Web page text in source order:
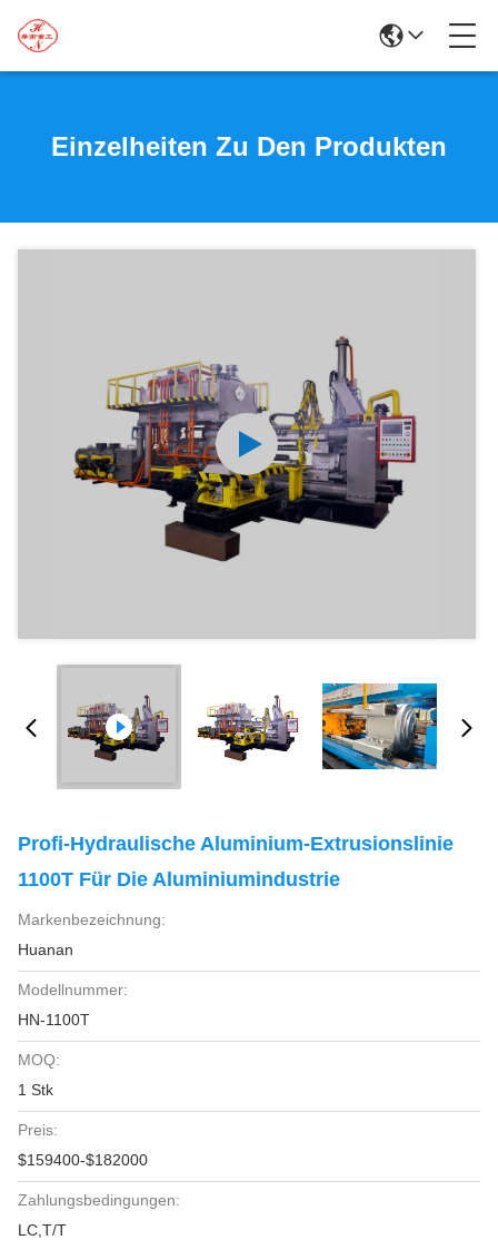
Einzelheiten Zu Den Produkten
Profi-Hydraulische Aluminium-Extrusionslinie
1100T Für Die Aluminiumindustrie
Markenbezeichnung:
Huanan
Modellnummer:
HN-1100T
MOQ:
1 Stk
Preis:
$159400-$182000
Zahlungsbedingungen:
LC,T/T